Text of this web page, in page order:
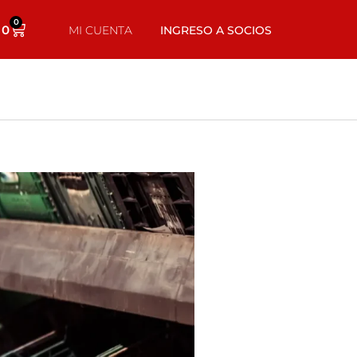
0
MI CUENTA INGRESO A SOCIOS